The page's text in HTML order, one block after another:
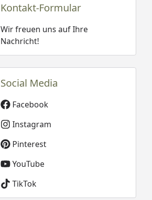
Kontakt-Formular
Wir freuen uns auf Ihre
Nachricht!
Social Media
Facebook
Instagram
Pinterest
YouTube
TikTok